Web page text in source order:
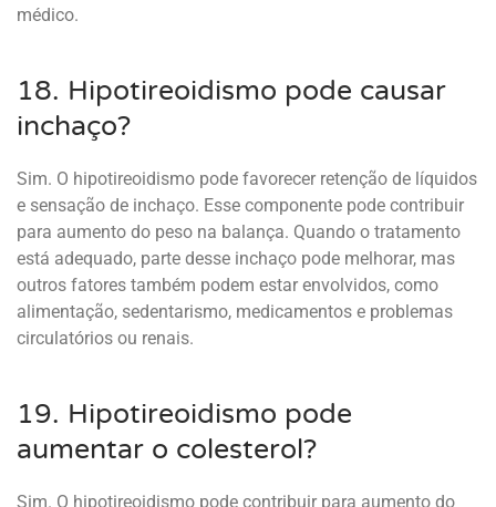
médico.
18. Hipotireoidismo pode causar
inchaço?
Sim. O hipotireoidismo pode favorecer retenção de líquidos
e sensação de inchaço. Esse componente pode contribuir
para aumento do peso na balança. Quando o tratamento
está adequado, parte desse inchaço pode melhorar, mas
outros fatores também podem estar envolvidos, como
alimentação, sedentarismo, medicamentos e problemas
circulatórios ou renais.
19. Hipotireoidismo pode
aumentar o colesterol?
Sim. O hipotireoidismo pode contribuir para aumento do